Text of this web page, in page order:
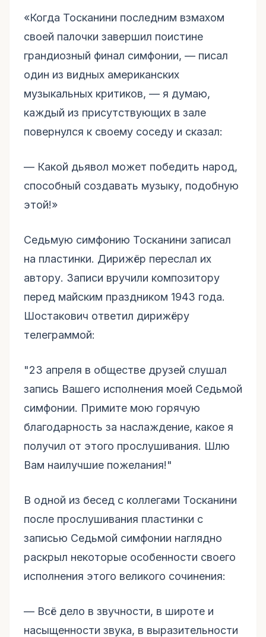
«Когда Тосканини последним взмахом
своей палочки завершил поистине
грандиозный финал симфонии, — писал
один из видных американских
музыкальных критиков, — я думаю,
каждый из присутствующих в зале
повернулся к своему соседу и сказал:
–– Какой дьявол может победить народ,
способный создавать музыку, подобную
этой!»
Седьмую симфонию Тосканини записал
на пластинки. Дирижёр переслал их
автору. Записи вручили композитору
перед майским праздником 1943 года.
Шостакович ответил дирижёру
телеграммой:
"23 апреля в обществе друзей слушал
запись Вашего исполнения моей Седьмой
симфонии. Примите мою горячую
благодарность за наслаждение, какое я
получил от этого прослушивания. Шлю
Вам наилучшие пожелания!"
В одной из бесед с коллегами Тосканини
после прослушивания пластинки с
записью Седьмой симфонии наглядно
раскрыл некоторые особенности своего
исполнения этого великого сочинения:
–– Всё дело в звучности, в широте и
насыщенности звука, в выразительности